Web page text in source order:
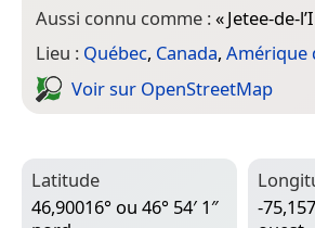
Aussi connu comme :«Jetee-de-
Lieu : Québec, Canada, Amérique
Voir sur Open­Street­Map
Latitude
46,90016° ou 46° 54′ 1″
-